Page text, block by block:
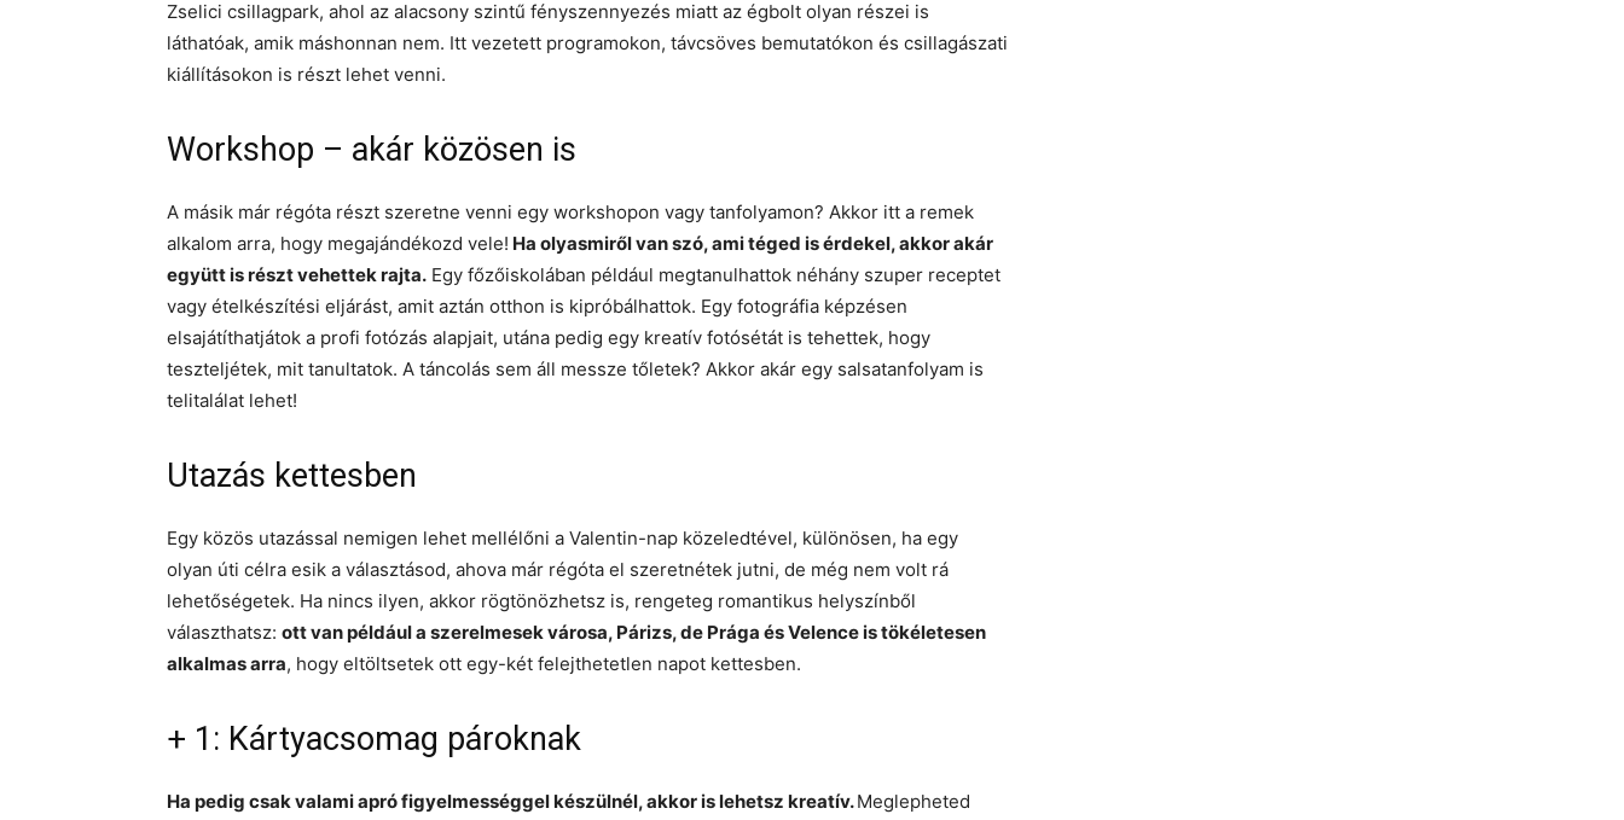
Zselici csillagpark, ahol az alacsony szintű fényszennyezés miatt az égbolt olyan részei is
láthatóak, amik máshonnan nem. Itt vezetett programokon, távcsöves bemutatókon és csillagászati
kiállításokon is részt lehet venni.
Workshop – akár közösen is
A másik már régóta részt szeretne venni egy workshopon vagy tanfolyamon? Akkor itt a remek
alkalom arra, hogy megajándékozd vele! Ha olyasmiről van szó, ami téged is érdekel, akkor akár
együtt is részt vehettek rajta. Egy főzőiskolában például megtanulhattok néhány szuper receptet
vagy ételkészítési eljárást, amit aztán otthon is kipróbálhattok. Egy fotográfia képzésen
elsajátíthatjátok a profi fotózás alapjait, utána pedig egy kreatív fotósétát is tehettek, hogy
teszteljétek, mit tanultatok. A táncolás sem áll messze tőletek? Akkor akár egy salsatanfolyam is
telitalálat lehet!
Utazás kettesben
Egy közös utazással nemigen lehet mellélőni a Valentin-nap közeledtével, különösen, ha egy
olyan úti célra esik a választásod, ahova már régóta el szeretnétek jutni, de még nem volt rá
lehetőségetek. Ha nincs ilyen, akkor rögtönözhetsz is, rengeteg romantikus helyszínből
választhatsz: ott van például a szerelmesek városa, Párizs, de Prága és Velence is tökéletesen
alkalmas arra, hogy eltöltsetek ott egy-két felejthetetlen napot kettesben.
+ 1: Kártyacsomag pároknak
Ha pedig csak valami apró figyelmességgel készülnél, akkor is lehetsz kreatív.Meglepheted